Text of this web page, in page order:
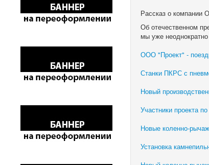
Рассказ о компании
Об отечественном
мы уже
ООО "Проект" -
Станки ПКРС с
Новый
Участники проекта
Новые коленно-
Установка